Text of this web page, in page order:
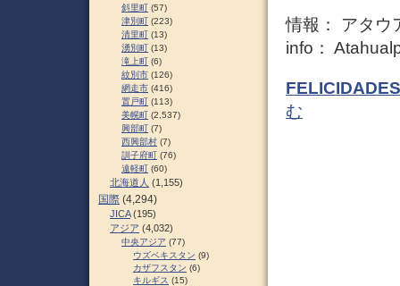
情報： アタウ
info：
む
斜里町 (57)
津別町 (223)
清里町 (13)
湧別町 (13)
滝上町 (6)
紋別市 (126)
網走市 (416)
置戸町 (113)
美幌町 (2,537)
興部町 (7)
西興部村 (7)
訓子府町 (76)
遠軽町 (60)
北海道人 (1,155)
国際 (4,294)
JICA(195)
アジア (4,032)
中央アジア (77)
ウズベキスタン (9)
カザフスタン (6)
キルギス (15)